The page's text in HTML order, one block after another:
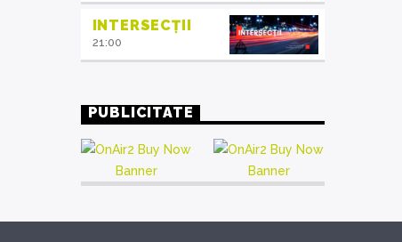
INTERSECȚII
21:00
PUBLICITATE